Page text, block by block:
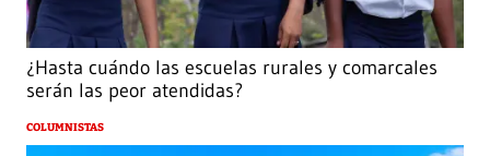
¿Hasta cuándo las escuelas rurales y comarcales
serán las peor atendidas?
COLUMNISTAS